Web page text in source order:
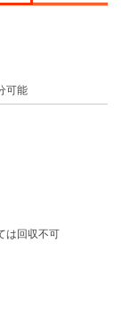
可能
は回収不可